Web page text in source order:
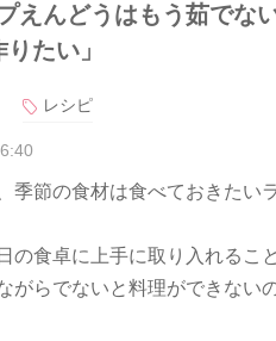
プえんどうはもう茹で
りたい」
レシピ
季節の食材は食べておきたい
の食卓に上手に取り入れるこ
がらでないと料理ができない